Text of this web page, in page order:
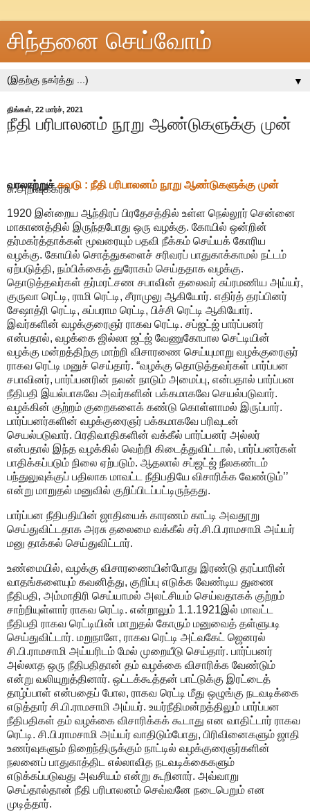
சிந்தனை செய்வோம்
▼
திங்கள், 22 மார்ச், 2021
நீதி பரிபாலனம் நூறு ஆண்டுகளுக்கு முன்
வரலாற்றுச்சுவடு : நீதி பரிபாலனம் நூறு ஆண்டுகளுக்கு முன்
சு.அறிவுக்கரசு
1920 இன்றைய ஆந்திரப் பிரதேசத்தில் உள்ள நெல்லூர் சென்னை
மாகாணத்தில் இருந்தபோது ஒரு வழக்கு. கோயில் ஒன்றின்
தர்மகர்த்தாக்கள் மூவரையும் பதவி நீக்கம் செய்யக் கோரிய
வழக்கு. கோயில் சொத்துகளைச் சரிவரப் பாதுகாக்காமல் நட்டம்
ஏற்படுத்தி, நம்பிக்கைத் துரோகம் செய்ததாக வழக்கு.
தொடுத்தவர்கள் தர்மரட்சண சபாவின் தலைவர் சுப்ரமணிய அய்யர்,
குருவா ரெட்டி, ராமி ரெட்டி, சீராமுலு ஆகியோர். எதிர்த் தரப்பினர்
சேஷாத்ரி ரெட்டி, சுப்பராம ரெட்டி, பிச்சி ரெட்டி ஆகியோர்.
இவர்களின் வழக்குரைஞர் ராகவ ரெட்டி. சப்ஜட்ஜ் பார்ப்பனர்
என்பதால், வழக்கை ஜில்லா ஜட்ஜ் வேணுகோபால செட்டியின்
வழக்கு மன்றத்திற்கு மாற்றி விசாரணை செய்யுமாறு வழக்குரைஞர்
ராகவ ரெட்டி மனுச் செய்தார். “வழக்கு தொடுத்தவர்கள் பார்ப்பன
சபாவினர், பார்ப்பனரின் நலன் நாடும் அமைப்பு, என்பதால் பார்ப்பன
நீதிபதி இயல்பாகவே அவர்களின் பக்கமாகவே செயல்படுவார்.
வழக்கின் குற்றம் குறைகளைக் கண்டு கொள்ளாமல் இருப்பார்.
பார்ப்பனர்களின் வழக்குரைஞர் பக்கமாகவே பரிவுடன்
செயல்படுவார். பிரதிவாதிகளின் வக்கீல் பார்ப்பனர் அல்லர்
என்பதால் இந்த வழக்கில் வெற்றி கிடைத்துவிட்டால், பார்ப்பனர்கள்
பாதிக்கப்படும் நிலை ஏற்படும். ஆதலால் சப்ஜட்ஜ் நீலகண்டம்
பந்துலுவுக்குப் பதிலாக மாவட்ட நீதிபதியே விசாரிக்க வேண்டும்’’
என்று மாறுதல் மனுவில் குறிப்பிடப்பட்டிருந்தது.
பார்ப்பன நீதிபதியின் ஜாதியைக் காரணம் காட்டி அவதூறு
செய்துவிட்டதாக அரசு தலைமை வக்கீல் சர்.சி.பி.ராமசாமி அய்யர்
மனு தாக்கல் செய்துவிட்டார்.
உண்மையில், வழக்கு விசாரணையின்போது இரண்டு தரப்பாரின்
வாதங்களையும் கவனித்து, குறிப்பு எடுக்க வேண்டிய துணை
நீதிபதி, அம்மாதிரி செய்யாமல் அலட்சியம் செய்வதாகக் குற்றம்
சாற்றியுள்ளார் ராகவ ரெட்டி. என்றாலும் 1.1.1921இல் மாவட்ட
நீதிபதி ராகவ ரெட்டியின் மாறுதல் கோரும் மனுவைத் தள்ளுபடி
செய்துவிட்டார். மறுநாளே, ராகவ ரெட்டி அட்வகேட் ஜெனரல்
சி.பி.ராமசாமி அய்யரிடம் மேல் முறையீடு செய்தார். பார்ப்பனர்
அல்லாத ஒரு நீதிபதிதான் தம் வழக்கை விசாரிக்க வேண்டும்
என்று வலியுறுத்தினார். ஒட்டக்கூத்தன் பாட்டுக்கு இரட்டைத்
தாழ்ப்பாள் என்பதைப் போல, ராகவ ரெட்டி மீது ஒழுங்கு நடவடிக்கை
எடுத்தார் சி.பி.ராமசாமி அய்யர். உயர்நீதிமன்றத்திலும் பார்ப்பன
நீதிபதிகள் தம் வழக்கை விசாரிக்கக் கூடாது என வாதிட்டார் ராகவ
ரெட்டி. சி.பி.ராமசாமி அய்யர் வாதிடும்போது, பிரிவினைகளும் ஜாதி
உணர்வுகளும் நிறைந்திருக்கும் நாட்டில் வழக்குரைஞர்களின்
நலனைப் பாதுகாத்திட எல்லாவித நடவடிக்கைகளும்
எடுக்கப்படுவது அவசியம் என்று கூறினார். அவ்வாறு
செய்தால்தான் நீதி பரிபாலனம் செவ்வனே நடைபெறும் என
முடித்தார்.